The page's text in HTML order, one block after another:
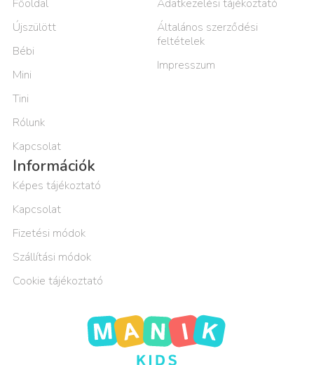
Főoldal
Újszülött
Bébi
Mini
Tini
Rólunk
Kapcsolat
Adatkezelési tájékoztató
Általános szerződési
feltételek
Impresszum
Információk
Képes tájékoztató
Kapcsolat
Fizetési módok
Szállítási módok
Cookie tájékoztató